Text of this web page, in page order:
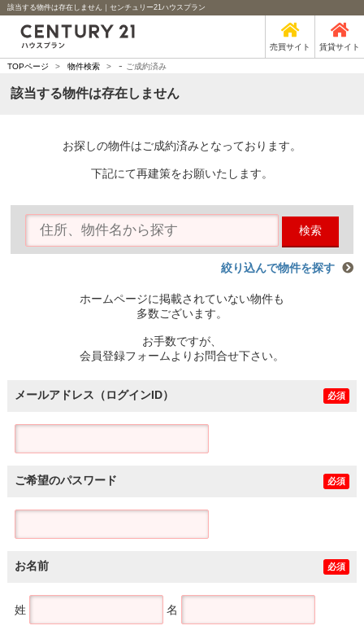
該当する物件は存在しません｜センチュリー21ハウスプラン
売買サイト 賃貸サイト
TOPページ > 物件検索 > - ご成約済み
該当する物件は存在しません
お探しの物件はご成約済みとなっております。
下記にて再建策をお願いたします。
検索
絞り込んで物件を探す
ホームページに掲載されていない物件も
多数ございます。
お手数ですが、
会員登録フォームよりお問合せ下さい。
メールアドレス（ログインID） 必須
ご希望のパスワード 必須
お名前 必須
姓 名